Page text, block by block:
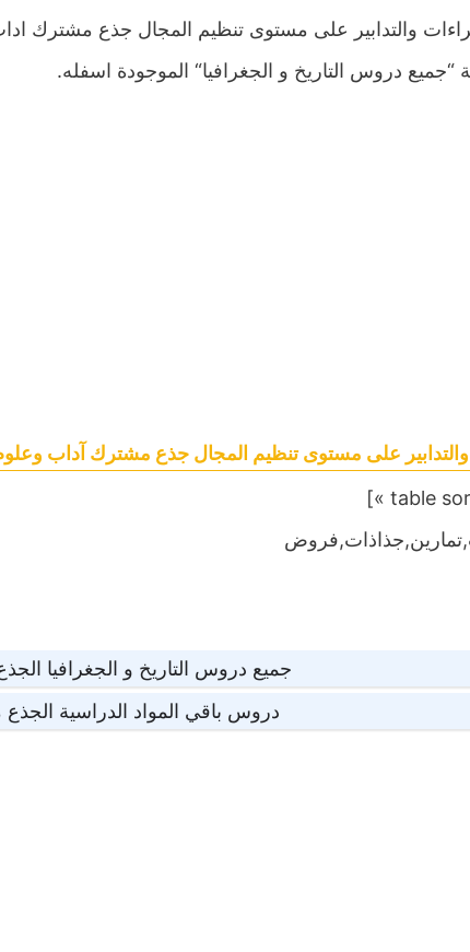
والتدابير على مستوى تنظيم المجال جذع مشترك
“جميع دروس التاريخ و الجغرافيا“ الموجودة اسفله.
على مستوى تنظيم المجال جذع مشترك آداب
جميع دروس التاريخ و الجغرافيا
دروس باقي المواد الدراسية